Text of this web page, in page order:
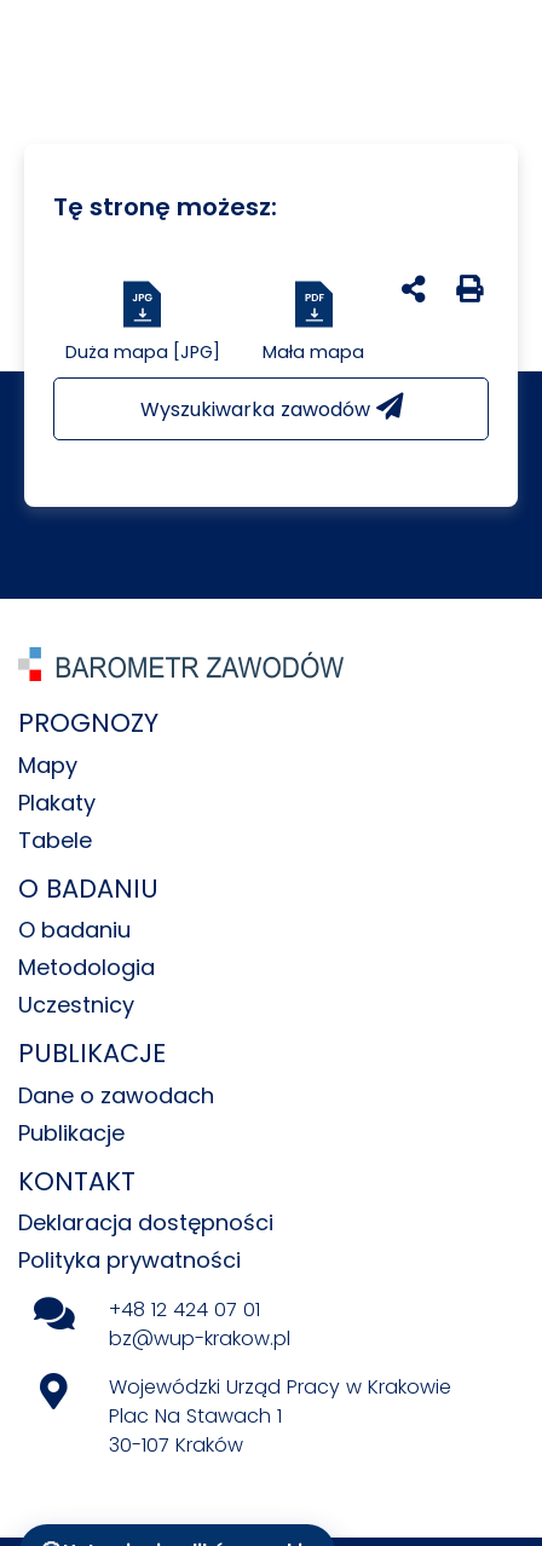
Tę stronę możesz:
Duża mapa [JPG] Mała mapa
udostępnij na
Generuj
Wyszukiwarka zawodów
PROGNOZY
Mapy
Plakaty
Tabele
O BADANIU
O badaniu
Metodologia
Uczestnicy
PUBLIKACJE
Dane o zawodach
Publikacje
KONTAKT
Deklaracja dostępności
Polityka prywatności
+48 12 424 07 01
bz@wup-krakow.pl
Wojewódzki Urząd Pracy w Krakowie
Plac Na Stawach 1
30-107 Kraków